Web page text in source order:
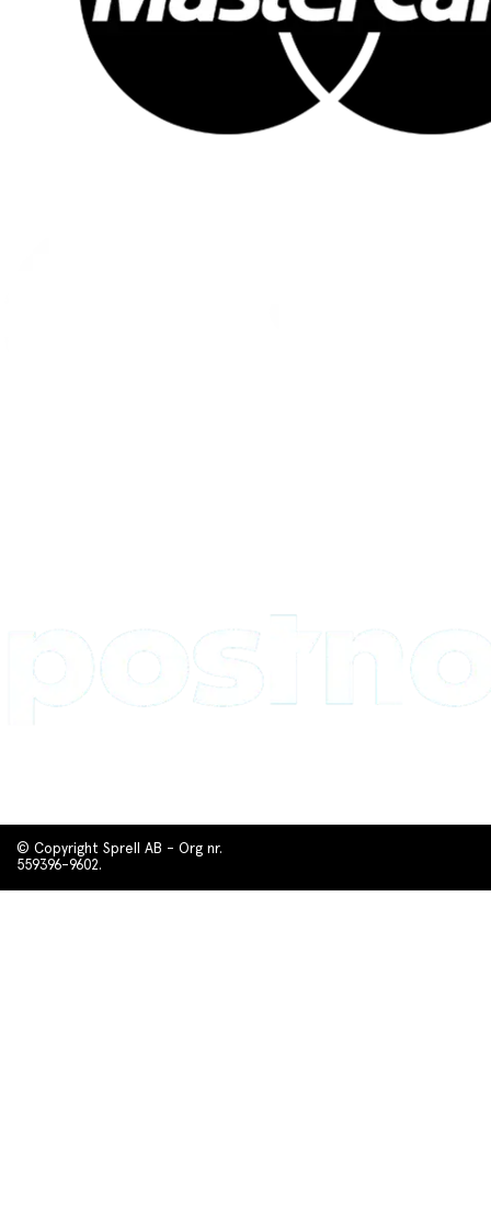
© Copyright Sprell AB - Org nr.
559396-9602.